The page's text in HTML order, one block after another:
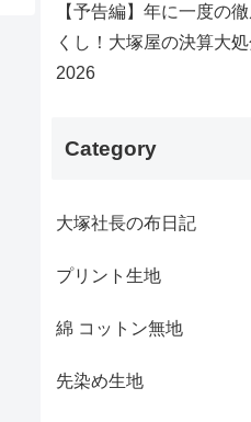
【予告編】年に一度の
くし！大塚屋の決算大
2026
Category
大塚社長の布日記
プリント生地
綿 コットン無地
先染め生地